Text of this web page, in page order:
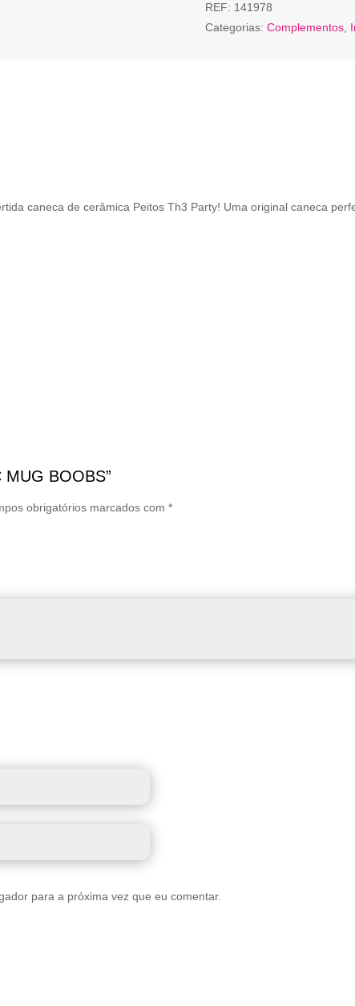
REF: 141978
Categorias: Complementos,
caneca de cerâmica Peitos Th3 Party! Uma original caneca
BOOBS”
obrigatórios marcados com*
para a próxima vez que eu comentar.